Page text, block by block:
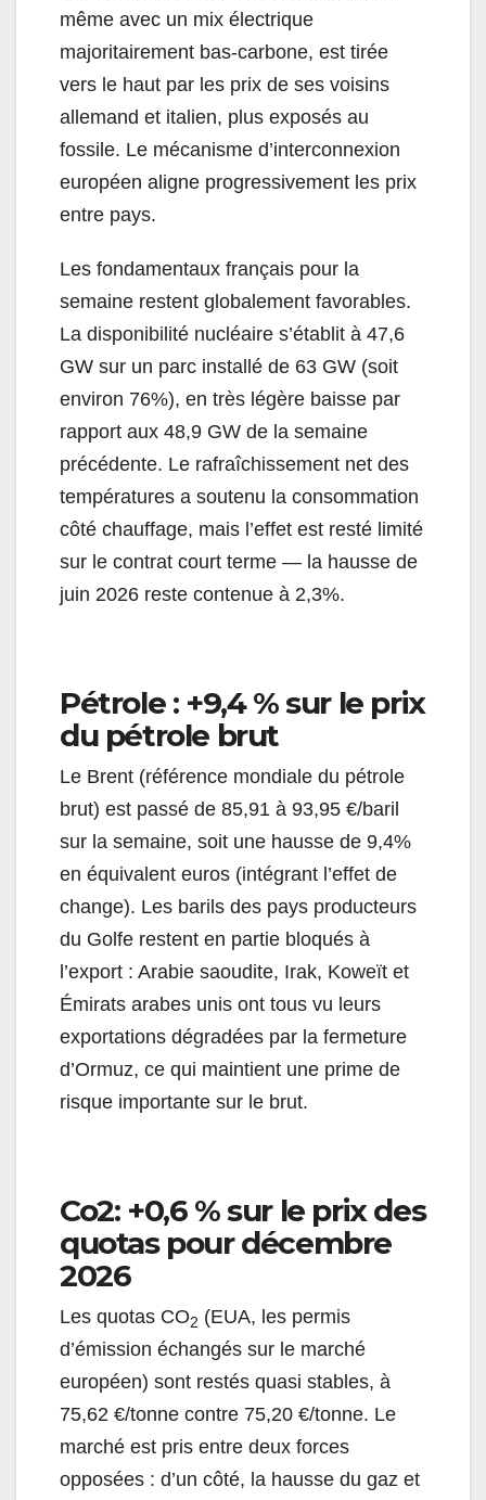
même avec un mix électrique
majoritairement bas-carbone, est tirée
vers le haut par les prix de ses voisins
allemand et italien, plus exposés au
fossile. Le mécanisme d’interconnexion
européen aligne progressivement les prix
entre pays.
Les fondamentaux français pour la
semaine restent globalement favorables.
La disponibilité nucléaire s’établit à 47,6
GW sur un parc installé de 63 GW (soit
environ 76%), en très légère baisse par
rapport aux 48,9 GW de la semaine
précédente. Le rafraîchissement net des
températures a soutenu la consommation
côté chauffage, mais l’effet est resté limité
sur le contrat court terme — la hausse de
juin 2026 reste contenue à 2,3%.
Pétrole : +9,4 % sur le prix
du pétrole brut
Le Brent (référence mondiale du pétrole
brut) est passé de 85,91 à 93,95 €/baril
sur la semaine, soit une hausse de 9,4%
en équivalent euros (intégrant l’effet de
change). Les barils des pays producteurs
du Golfe restent en partie bloqués à
l’export : Arabie saoudite, Irak, Koweït et
Émirats arabes unis ont tous vu leurs
exportations dégradées par la fermeture
d’Ormuz, ce qui maintient une prime de
risque importante sur le brut.
Co2: +0,6 % sur le prix des
quotas pour décembre
2026
Les quotas CO2 (EUA, les permis
d’émission échangés sur le marché
européen) sont restés quasi stables, à
75,62 €/tonne contre 75,20 €/tonne. Le
marché est pris entre deux forces
opposées : d’un côté, la hausse du gaz et